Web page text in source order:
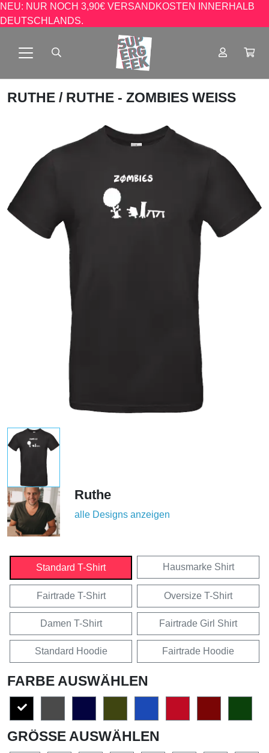
NEU: NUR NOCH 3,90€ VERSANDKOSTEN INNERHALB
DEUTSCHLANDS.
RUTHE / RUTHE - ZOMBIES WEISS
Ruthe
alle Designs anzeigen
Standard T-Shirt Hausmarke Shirt
Fairtrade T-Shirt Oversize T-Shirt
Damen T-Shirt Fairtrade Girl Shirt
Standard Hoodie Fairtrade Hoodie
FARBE AUSWÄHLEN
GRÖSSE AUSWÄHLEN